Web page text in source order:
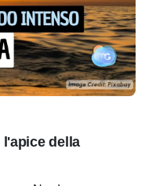
l'apice della